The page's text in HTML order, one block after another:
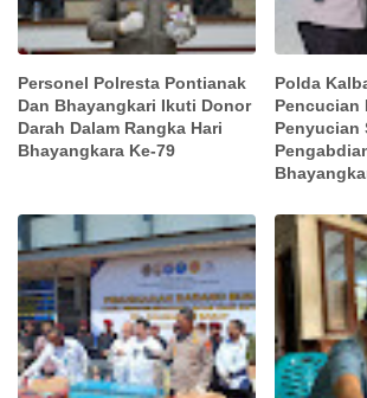
Personel Polresta Pontianak
Dan Bhayangkari Ikuti Donor
Darah Dalam Rangka Hari
Bhayangkara Ke-79
Polda
Pencucian
Penyucian